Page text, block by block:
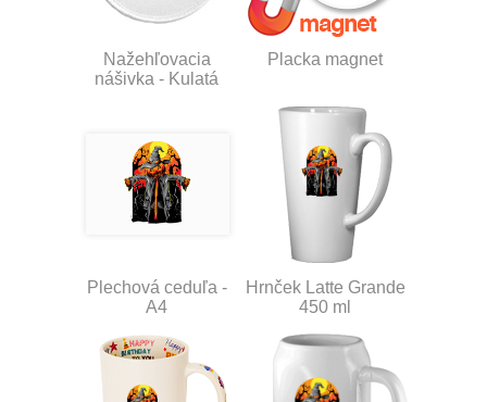
Nažehľovacia
nášivka - Kulatá
Placka magnet
Plechová ceduľa -
A4
Hrnček Latte Grande
450 ml